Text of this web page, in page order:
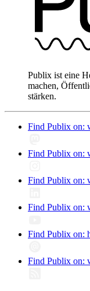
Publix ist eine
machen,
stärken.
Find Publix on:
Find Publix on:
Find Publix on:
Find Publix on:
Find Publix on:
Find Publix on: